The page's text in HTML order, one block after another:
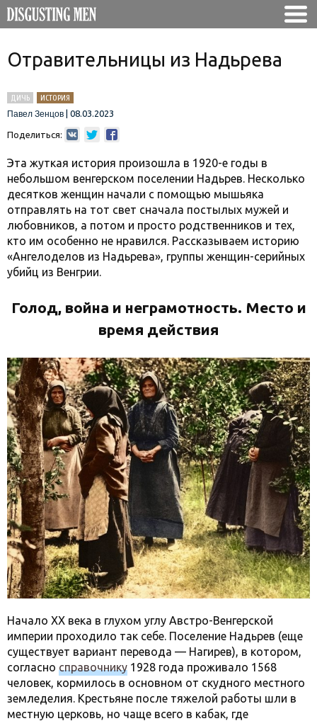
Отравительницы из Надьрева
ДИЧЬ
ИСТОРИЯ
Павел Зенцов
08.03.2023
Поделиться:
Эта жуткая история произошла в 1920-е годы в
небольшом венгерском поселении Надьрев. Несколько
десятков женщин начали с помощью мышьяка
отправлять на тот свет сначала постылых мужей и
любовников, а потом и просто родственников и тех,
кто им особенно не нравился. Рассказываем историю
«Ангелоделов из Надьрева», группы женщин-серийных
убийц из Венгрии.
Голод, война и неграмотность. Место и
время действия
Начало XX века в глухом углу Австро-Венгерской
империи проходило так себе. Поселение Надьрев (еще
существует вариант перевода — Нагирев), в котором,
согласно справочнику 1928 года проживало 1568
человек, кормилось в основном от скудного местного
земледелия. Крестьяне после тяжелой работы шли в
местную церковь, но чаще всего в кабак, где